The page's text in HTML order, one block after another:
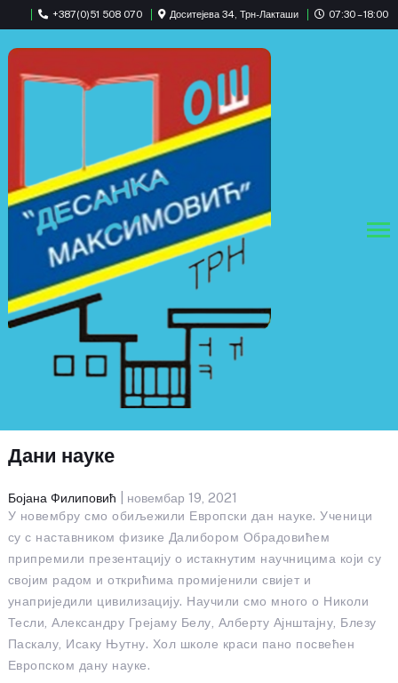
+387(0)51 508 070 Доситејева 34, Трн-Лакташи 07:30 – 18:00
Дани науке
Бојана Филиповић | новембар 19, 2021
У новембру смо обиљежили Европски дан науке. Ученици
су с наставником физике Далибором Обрадовићем
припремили презентацију о истакнутим научницима који су
својим радом и открићима промијенили свијет и
унаприједили цивилизацију. Научили смо много о Николи
Тесли, Александру Грејаму Белу, Алберту Ајнштајну, Блезу
Паскалу, Исаку Њутну. Хол школе краси пано посвећен
Европском дану науке.